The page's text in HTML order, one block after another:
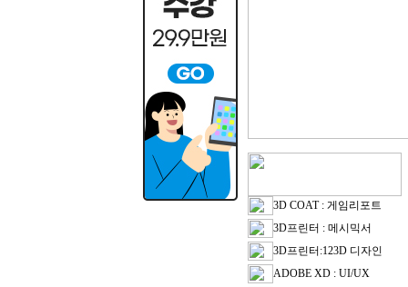
3D COAT : 게임리포트
3D프린터 : 메시믹서
3D프린터:123D 디자인
ADOBE XD : UI/UX